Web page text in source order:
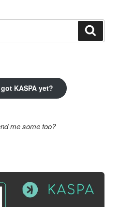
KASPA yet?
me some too?